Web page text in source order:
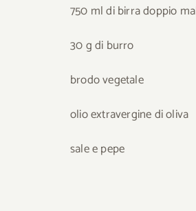
750 ml di birra doppio
30 g di burro
brodo vegetale
olio extravergine di oliva
sale e pepe